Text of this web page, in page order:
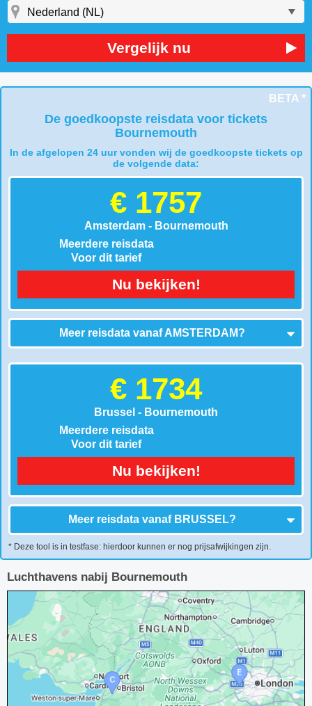
Vergelijk nu
BETA *
De goedkoopste reisdata voor tickets
Bournemouth
In de afgelopen 24 uur vonden wij de goedkoopste tickets op
de volgende data:
€ 1757
Amsterdam - Bournemouth
Meerdere reisdata
Voor dit tarief
Nu bekijken!
Meer reisdata vanafAMSTERDAM?
€ 1734
Brussel - Bournemouth
Meerdere reisdata
Voor dit tarief
Nu bekijken!
Meer reisdata vanaf BRUSSEL?
* Deze tool is in testfase: hierdoor kunnen er nog prijsafwijkingen zijn.
Luchthavens nabij Bournemouth